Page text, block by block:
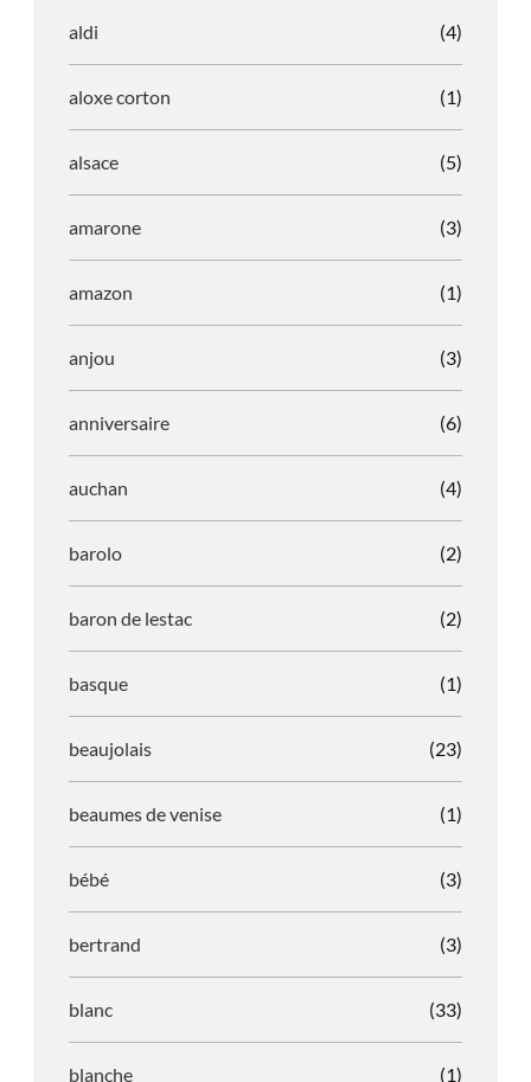
aldi (4)
aloxe corton (1)
alsace (5)
amarone (3)
amazon (1)
anjou (3)
anniversaire (6)
auchan (4)
barolo (2)
baron de lestac (2)
basque (1)
beaujolais (23)
beaumes de venise (1)
bébé (3)
bertrand (3)
blanc (33)
blanche (1)